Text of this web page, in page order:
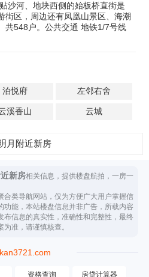
沙河、地块西侧的始板桥直街是
街区，周边还有凤凰山景区、海潮
共548户。公共交通 地铁1/7号线
泊悦府 左邻右舍
溪香山 云城
月附近新房
新房相关信息，提供楼盘航拍，一房一
合类导航网站，仅为方便广大用户掌握信
功能，本站楼盘信息并非广告，所载内容
布信息的真实性，准确性和完整性，最终
准，请谨慎核查。
资格查询 房贷计算器